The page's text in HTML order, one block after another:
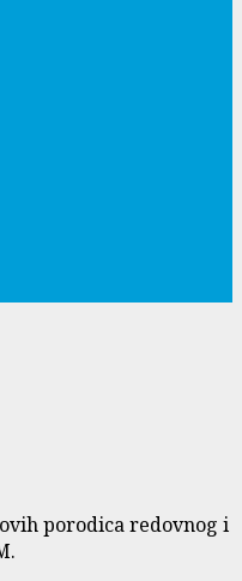
porodica redovnog i